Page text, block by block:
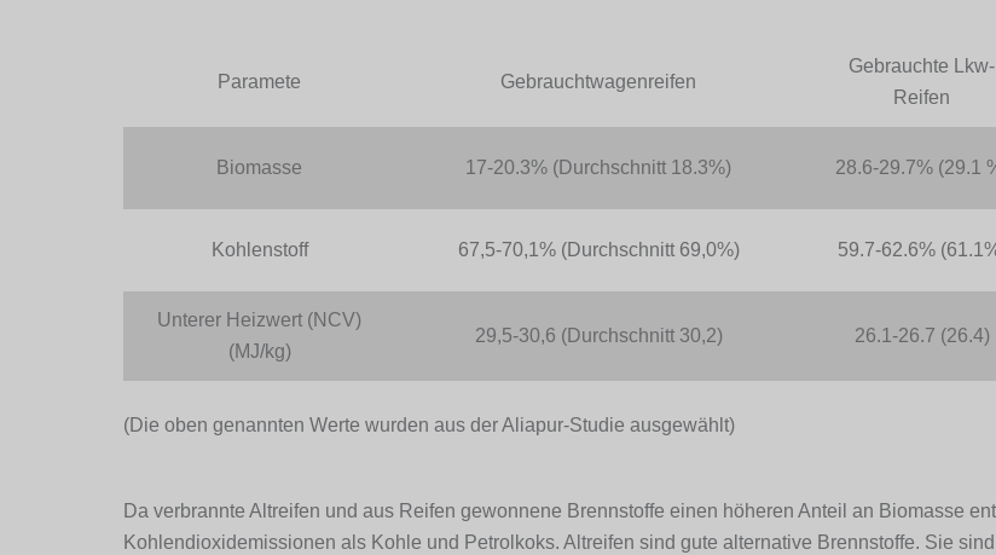
Paramete Gebrauchtwagenreifen
Gebrauchte Lkw-
Reifen
Biomasse 17-20.3% (Durchschnitt 18.3%) 28.6-29.7% (29.1
Kohlenstoff 67,5-70,1% (Durchschnitt 69,0%) 59.7-62.6%
Unterer Heizwert (NCV)
(MJ/kg)
29,5-30,6 (Durchschnitt 30,2) 26.1-26.7 (26.4)
(Die oben genannten Werte wurden aus der Aliapur-Studie ausgewählt)
Da verbrannte Altreifen und aus Reifen gewonnene Brennstoffe einen höheren Anteil an Biomasse
Kohlendioxidemissionen als Kohle und Petrolkoks. Altreifen sind gute alternative Brennstoffe. Sie